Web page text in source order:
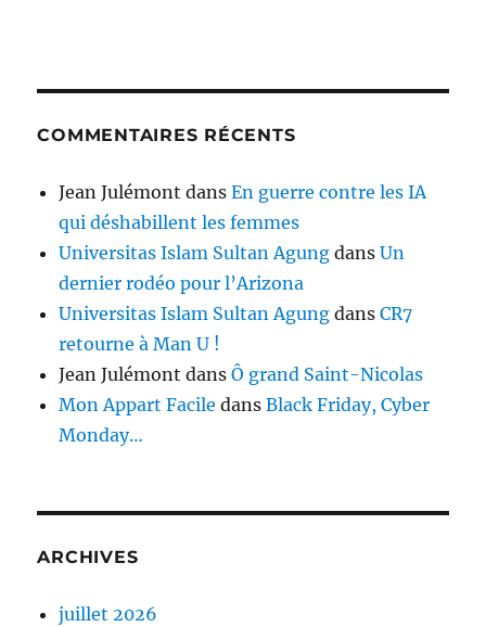
COMMENTAIRES RÉCENTS
Jean Julémont dansEn guerre contre les IA
qui déshabillent les femmes
Universitas Islam Sultan Agung dansUn
dernier rodéo pour l’Arizona
Universitas Islam Sultan Agung dansCR7
retourne à Man U !
Jean Julémont dansÔ grand Saint-Nicolas
Mon Appart Facile dansBlack Friday, Cyber
Monday…
ARCHIVES
juillet 2026